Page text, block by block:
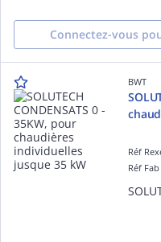
Connectez-vous
BWT
Réf
Réf